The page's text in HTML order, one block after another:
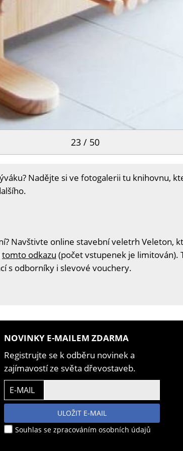
23 / 50
Nadějte si ve fotogalerii tu knihovnu,
Navštivte online stavební veletrh Veleton,
tomto odkazu (počet vstupenek je limitován).
s odborníky i slevové vouchery.
NOVINKY E-MAILEM ZDARMA
Registrujte se k odběru novinek a
zajímavostí ze světa dřevostaveb.
E-MAIL
ULOŽIT E-MAIL
Souhlas se zpracováním osobních údajů